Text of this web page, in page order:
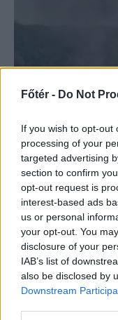
Főtér - Do Not
If you wish to opt-out
processing of your
targeted advertising
section to confirm
opt-out request is
interest-based ads
us or personal
your opt-out. You
disclosure of your
IAB’s list of
also be disclosed by
Downstream
FŐTÉR
A
üzeni,
További
Dunába